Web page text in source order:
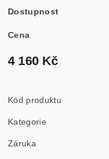
Dostupnost
Cena
4 160 Kč
Kód produktu
Kategorie
Záruka